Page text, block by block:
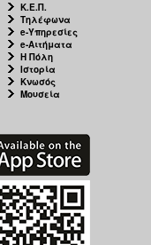
Κ.Ε.Π.
Τηλέφωνα
e-Υπηρεσίες
e-Αιτήματα
Η Πόλη
Ιστορία
Κνωσός
Μουσεία